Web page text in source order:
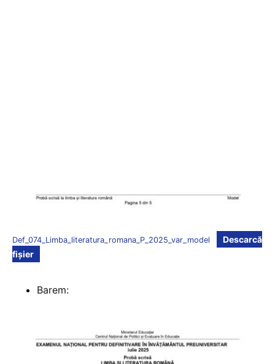
Def_074_Limba_literatura_romana_P_2025_var_model
Descarcă
fișier
Barem: